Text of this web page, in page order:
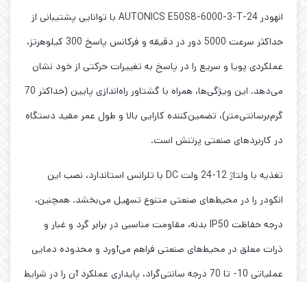
انهودر AUTONICS E50S8-6000-3-T-24 با توانایی پشتیبانی از
حداکثر سرعت 5000 دور در دقیقه و فرکانس پاسخ 300 کیلوهرتز،
عملکردی پویا و سریع را در پاسخ به تغییرات حرکتی از خود نشان
می‌دهد. این ویژگی‌ها، همراه با گشتاور راه‌اندازی پایین (حداکثر 70
گرم‌بر‌سانتی‌متر)، تضمین‌کننده کارایی بالا و طول عمر مفید دستگاه
در کاربردهای صنعتی پرتنش است.
تغذیه با ولتاژ 12-24 ولت DC با تلرانس استاندارد، نصب این
انکودر را در محیط‌های صنعتی متنوع تسهیل می‌بخشد. همچنین،
درجه حفاظت IP50 بدنه، مقاومت مناسبی در برابر گرد و غبار و
ذرات معلق در محیط‌های صنعتی فراهم می‌آورد و محدوده دمایی
عملیاتی 10- تا 70 درجه سانتی‌گراد، پایداری عملکرد آن را در شرایط